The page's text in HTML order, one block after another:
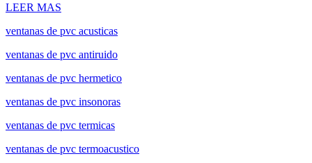
LEER MAS
ventanas de pvc acusticas
ventanas de pvc antiruido
ventanas de pvc hermetico
ventanas de pvc insonoras
ventanas de pvc termicas
ventanas de pvc termoacustico